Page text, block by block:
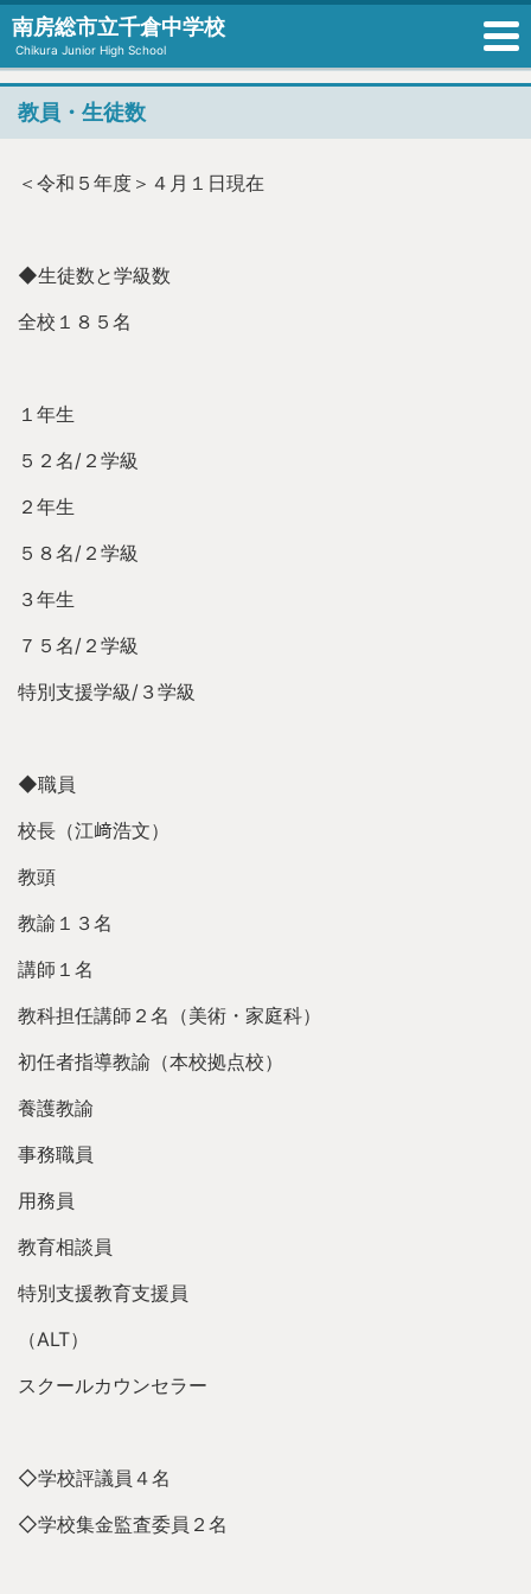
南房総市立千倉中学校
Chikura Junior High School
教員・生徒数
＜令和５年度＞４月１日現在
◆生徒数と学級数
全校１８５名
１年生
５２名/２学級
２年生
５８名/２学級
３年生
７５名/２学級
特別支援学級/３学級
◆職員
校長（江﨑浩文）
教頭
教諭１３名
講師１名
教科担任講師２名（美術・家庭科）
初任者指導教諭（本校拠点校）
養護教諭
事務職員
用務員
教育相談員
特別支援教育支援員
（ALT）
スクールカウンセラー
◇学校評議員４名
◇学校集金監査委員２名